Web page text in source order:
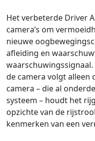
Het verbeterde Driver
camera’s om
nieuwe
afleiding en
de camera volgt alleen
camera – die al
systeem – houdt het
opzichte van de
kenmerken van een